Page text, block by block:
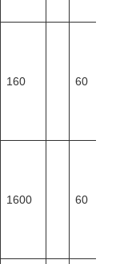
160 60
1600 60